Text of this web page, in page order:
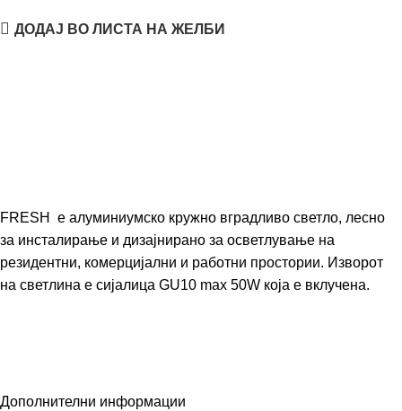
ДОДАЈ ВО ЛИСТА НА ЖЕЛБИ
FRESH е алуминиумско кружно вградливо светло, лесно
за инсталирање и дизајнирано за осветлување на
резидентни, комерцијални и работни простории. Изворот
на светлина е сијалица GU10 max 50W која е вклучена.
Дополнителни информации